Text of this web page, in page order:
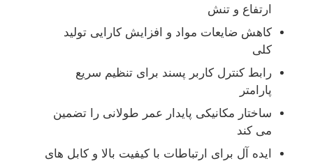
ارتفاع و تنش
کاهش ضایعات مواد و افزایش کارایی تولید
کلی
رابط کنترل کاربر پسند برای تنظیم سریع
پارامتر
ساختار مکانیکی پایدار عمر طولانی را تضمین
می کند
ایده آل برای ارتباطات با کیفیت بالا و کابل های